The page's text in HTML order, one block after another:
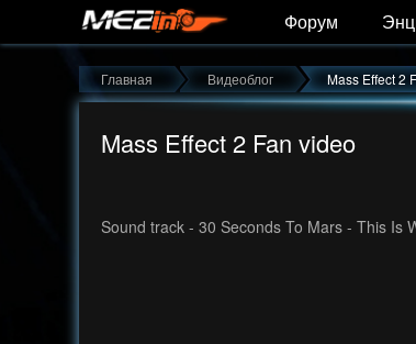
Форум
Главная Видеоблог Mass Effect 2
Mass Effect 2 Fan video
Sound track - 30 Seconds To Mars - This Is